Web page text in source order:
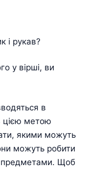
і рукав?
у вірші, ви
в
цією метою
якими можуть
можуть робити
Щоб